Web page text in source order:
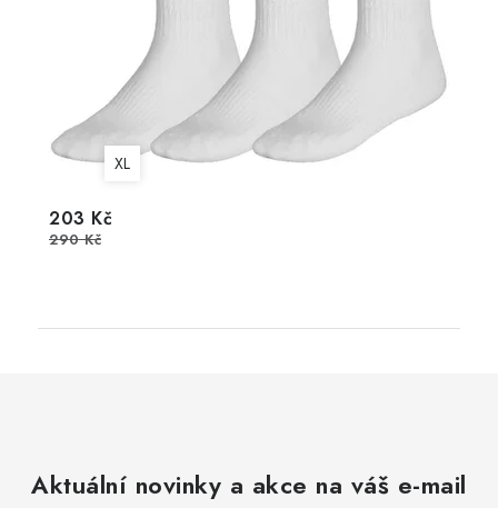
XL
203 Kč
290 Kč
Aktuální novinky a akce na váš e-mail